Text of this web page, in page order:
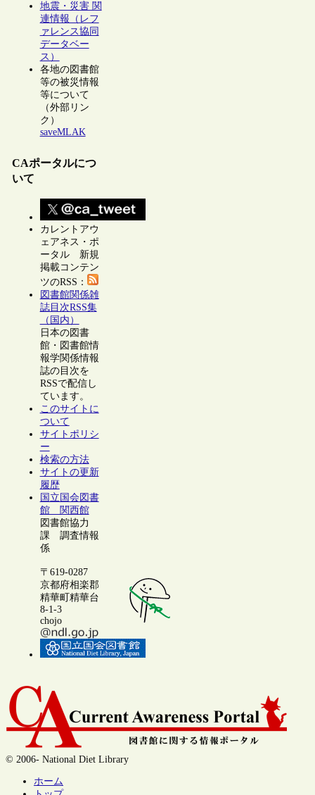
地震・災害 関
連情報（レフ
ァレンス協同
データベー
ス）
各地の図書館
等の被災情報
等について
（外部リン
ク）
saveMLAK
CAポータルにつ
いて
カレントアウ
ェアネス・ポ
ータル 新規
掲載コンテン
ツのRSS：
図書館関係雑
誌目次RSS集
（国内）
日本の図書
館・図書館情
報学関係情報
誌の目次を
RSSで配信し
ています。
このサイトに
ついて
サイトポリシ
ー
検索の方法
サイトの更新
履歴
国立国会図書
館 関西館
図書館協力
課 調査情報
係
〒619-0287
京都府相楽郡
精華町精華台
8-1-3
chojo
© 2006- National Diet Library
ホーム